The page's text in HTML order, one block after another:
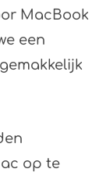
MacBook
een
op te